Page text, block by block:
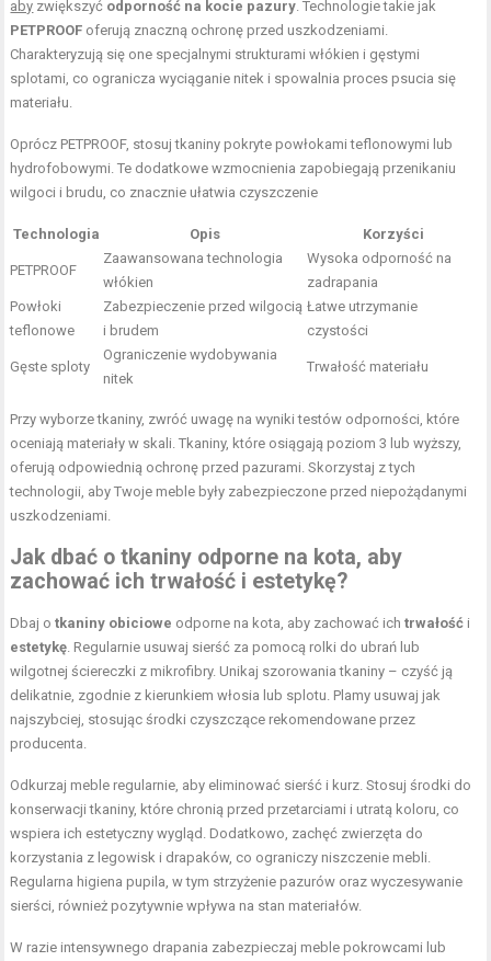
aby zwiększyć odporność na kocie pazury . Technologie takie jak
PETPROOF oferują znaczną ochronę przed uszkodzeniami.
Charakteryzują się one specjalnymi strukturami włókien i gęstymi
splotami, co ogranicza wyciąganie nitek i spowalnia proces psucia się
materiału.
Oprócz PETPROOF, stosuj tkaniny pokryte powłokami teflonowymi lub
hydrofobowymi. Te dodatkowe wzmocnienia zapobiegają przenikaniu
wilgoci i brudu, co znacznie ułatwia czyszczenie
Technologia Opis Korzyści
PETPROOF
Zaawansowana technologia
włókien
Wysoka odporność na
zadrapania
Powłoki
teflonowe
Zabezpieczenie przed wilgocią
i brudem
Łatwe utrzymanie
czystości
Gęste sploty
Ograniczenie wydobywania
nitek
Trwałość materiału
Przy wyborze tkaniny, zwróć uwagę na wyniki testów odporności, które
oceniają materiały w skali. Tkaniny, które osiągają poziom 3 lub wyższy,
oferują odpowiednią ochronę przed pazurami. Skorzystaj z tych
technologii, aby Twoje meble były zabezpieczone przed niepożądanymi
uszkodzeniami.
Jak dbać o tkaniny odporne na kota, aby
zachować ich trwałość i estetykę?
Dbaj otkaniny obiciowe odporne na kota, aby zachować ichtrwałość i
estetykę . Regularnie usuwaj sierść za pomocą rolki do ubrań lub
wilgotnej ściereczki z mikrofibry. Unikaj szorowania tkaniny – czyść ją
delikatnie, zgodnie z kierunkiem włosia lub splotu. Plamy usuwaj jak
najszybciej, stosując środki czyszczące rekomendowane przez
producenta.
Odkurzaj meble regularnie, aby eliminować sierść i kurz. Stosuj środki do
konserwacji tkaniny, które chronią przed przetarciami i utratą koloru, co
wspiera ich estetyczny wygląd. Dodatkowo, zachęć zwierzęta do
korzystania z legowisk i drapaków, co ograniczy niszczenie mebli.
Regularna higiena pupila, w tym strzyżenie pazurów oraz wyczesywanie
sierści, również pozytywnie wpływa na stan materiałów.
W razie intensywnego drapania zabezpieczaj meble pokrowcami lub